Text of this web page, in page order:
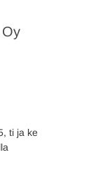
ti ja ke